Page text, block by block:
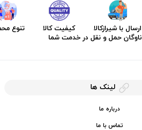
ارسال با شیرازکالا
ناوگان حمل و نقل در خدمت شما
کیفیت کالا تنوع
لینک ها
درباره ما
تماس با ما